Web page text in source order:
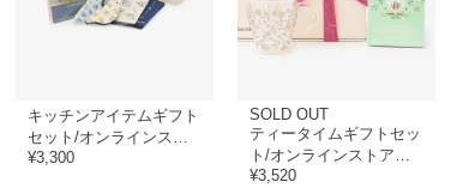
キッチンアイテムギフト
セット/オンラインスト
ア限定
¥3,300
SOLD OUT
ティータイムギフトセッ
ト/オンラインストア限
定
¥3,520